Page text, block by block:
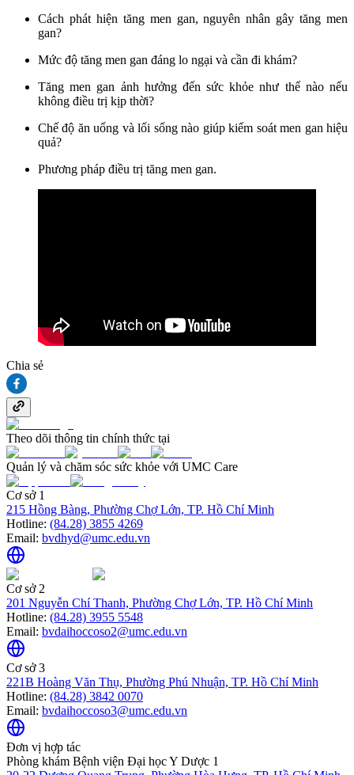
Cách phát hiện tăng men gan, nguyên nhân gây tăng men
gan?
Mức độ tăng men gan đáng lo ngại và cần đi khám?
Tăng men gan ảnh hưởng đến sức khỏe như thế nào nếu
không điều trị kịp thời?
Chế độ ăn uống và lối sống nào giúp kiểm soát men gan hiệu
quả?
Phương pháp điều trị tăng men gan.
Chia sẻ
Theo dõi thông tin chính thức tại
Quản lý và chăm sóc sức khỏe với UMC Care
Cơ sở 1
215 Hồng Bàng, Phường Chợ Lớn, TP. Hồ Chí Minh
Hotline: (84.28) 3855 4269
Email: bvdhyd@umc.edu.vn
Cơ sở 2
201 Nguyễn Chí Thanh, Phường Chợ Lớn, TP. Hồ Chí Minh
Hotline: (84.28) 3955 5548
Email: bvdaihoccoso2@umc.edu.vn
Cơ sở 3
221B Hoàng Văn Thụ, Phường Phú Nhuận, TP. Hồ Chí Minh
Hotline: (84.28) 3842 0070
Email: bvdaihoccoso3@umc.edu.vn
Đơn vị hợp tác
Phòng khám Bệnh viện Đại học Y Dược 1